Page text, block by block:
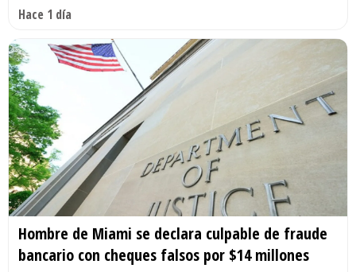
Hace 1 día
Hombre de Miami se declara culpable de fraude
bancario con cheques falsos por $14 millones